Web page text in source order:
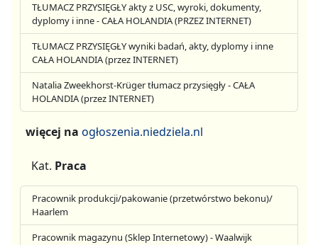
TŁUMACZ PRZYSIĘGŁY akty z USC, wyroki, dokumenty,
dyplomy i inne - CAŁA HOLANDIA (PRZEZ INTERNET)
TŁUMACZ PRZYSIĘGŁY wyniki badań, akty, dyplomy i inne
CAŁA HOLANDIA (przez INTERNET)
Natalia Zweekhorst-Krüger tłumacz przysięgły - CAŁA
HOLANDIA (przez INTERNET)
więcej na ogłoszenia.niedziela.nl
Kat. Praca
Pracownik produkcji/pakowanie (przetwórstwo bekonu)/
Haarlem
Pracownik magazynu (Sklep Internetowy) - Waalwijk